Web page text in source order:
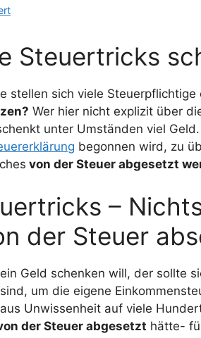
Steuertricks
stellen sich viele Steuerpflichtige
Wer hier nicht explizit über
unter Umständen viel
begonnen wird, zu
von der Steuer abgesetzt
–
der Steuer
Geld schenken will, der sollte
um die eigene
Unwissenheit auf viele
der Steuer abgesetzt hätte-